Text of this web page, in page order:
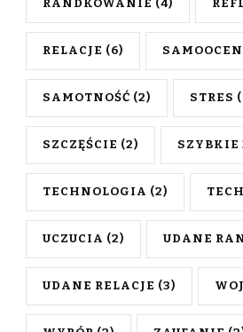
RANDKOWANIE (4)
RELACJE (6)
SAMOTNOŚĆ (2) STRES
SZCZĘŚCIE (2) SZYBKIE
TECHNOLOGIA (2)
UCZUCIA (2) UDANE
UDANE RELACJE (3)